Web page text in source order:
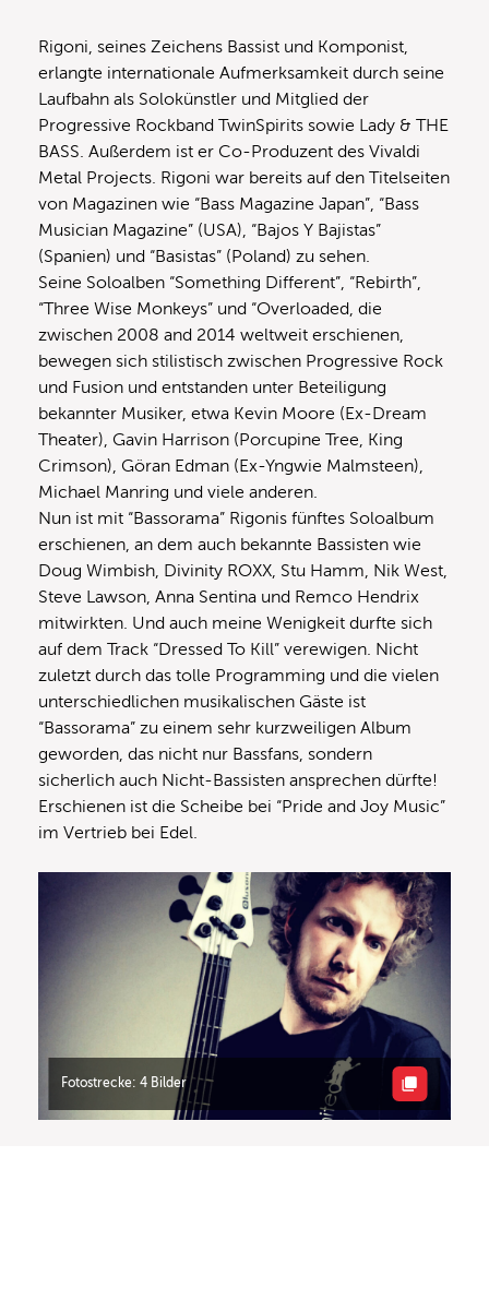
Rigoni, seines Zeichens Bassist und Komponist,
erlangte internationale Aufmerksamkeit durch seine
Laufbahn als Solokünstler und Mitglied der
Progressive Rockband TwinSpirits sowie Lady & THE
BASS. Außerdem ist er Co-Produzent des Vivaldi
Metal Projects. Rigoni war bereits auf den Titelseiten
von Magazinen wie “Bass Magazine Japan”, “Bass
Musician Magazine” (USA), “Bajos Y Bajistas”
(Spanien) und “Basistas” (Poland) zu sehen.
Seine Soloalben “Something Different”, “Rebirth”,
“Three Wise Monkeys” und “Overloaded, die
zwischen 2008 and 2014 weltweit erschienen,
bewegen sich stilistisch zwischen Progressive Rock
und Fusion und entstanden unter Beteiligung
bekannter Musiker, etwa Kevin Moore (Ex-Dream
Theater), Gavin Harrison (Porcupine Tree, King
Crimson), Göran Edman (Ex-Yngwie Malmsteen),
Michael Manring und viele anderen.
Nun ist mit “Bassorama” Rigonis fünftes Soloalbum
erschienen, an dem auch bekannte Bassisten wie
Doug Wimbish, Divinity ROXX, Stu Hamm, Nik West,
Steve Lawson, Anna Sentina und Remco Hendrix
mitwirkten. Und auch meine Wenigkeit durfte sich
auf dem Track “Dressed To Kill” verewigen. Nicht
zuletzt durch das tolle Programming und die vielen
unterschiedlichen musikalischen Gäste ist
“Bassorama” zu einem sehr kurzweiligen Album
geworden, das nicht nur Bassfans, sondern
sicherlich auch Nicht-Bassisten ansprechen dürfte!
Erschienen ist die Scheibe bei “Pride and Joy Music”
im Vertrieb bei Edel.
Fotostrecke: 4 Bilder